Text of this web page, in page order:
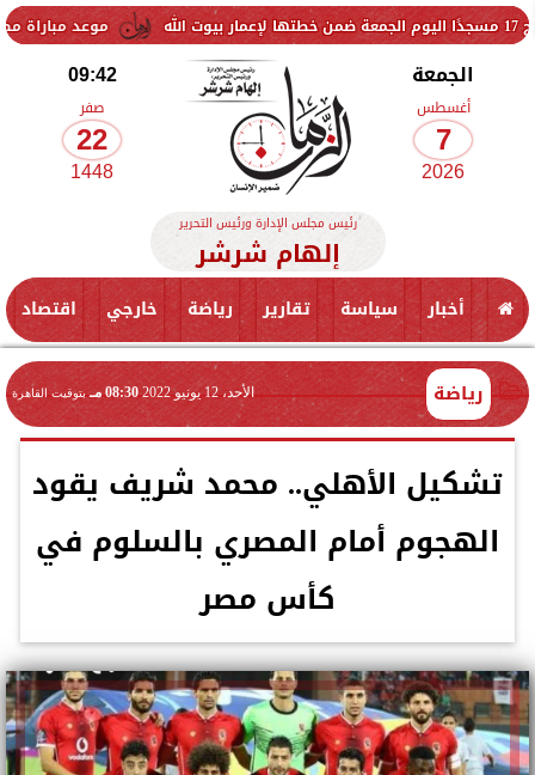
موعد مباراة مصر وإسبانيا
الجمعة
أغسطس
7
2026
09:42
صفر
22
1448
رئيس مجلس الإدارة ورئيس التحرير
إلهام شرشر
أخبار سياسة تقارير رياضة خارجي اقتصاد
رياضة الأحد، 12 يونيو 2022 08:30 مـ بتوقيت القاهرة
تشكيل الأهلي.. محمد شريف يقود
الهجوم أمام المصري بالسلوم في
كأس مصر